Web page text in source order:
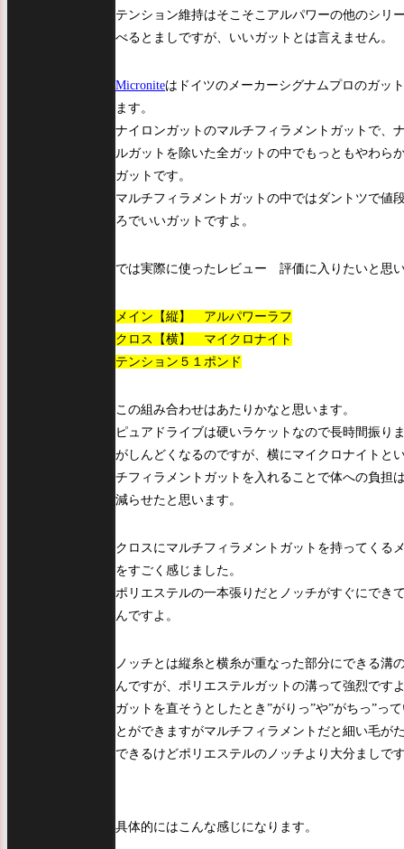
テンション維持はそこそこアルパワーの他のシリ
べるとましですが、いいガットとは言えません。
Microniteはドイツのメーカーシグナムプロのガッ
ます。
ナイロンガットのマルチフィラメントガットで、
ルガットを除いた全ガットの中でもっともやわら
ガットです。
マルチフィラメントガットの中ではダントツで値
ろでいいガットですよ。
では実際に使ったレビュー 評価に入りたいと思
メイン【縦】 アルパワーラフ
クロス【横】 マイクロナイト
テンション５１ポンド
この組み合わせはあたりかなと思います。
ピュアドライブは硬いラケットなので長時間振り
がしんどくなるのですが、横にマイクロナイトと
チフィラメントガットを入れることで体への負担
減らせたと思います。
クロスにマルチフィラメントガットを持ってくる
をすごく感じました。
ポリエステルの一本張りだとノッチがすぐにでき
んですよ。
ノッチとは縦糸と横糸が重なった部分にできる溝
んですが、ポリエステルガットの溝って強烈です
ガットを直そうとしたとき”がりっ”や”がちっ”っ
とができますがマルチフィラメントだと細い毛が
できるけどポリエステルのノッチより大分ましで
具体的にはこんな感じになります。